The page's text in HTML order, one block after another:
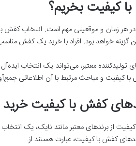
کیفیت بخریم؟
هر زمان و موقعیتی مهم است. انتخاب کفش
گزینه خواهد بود. افراد با خرید یک کفش
تولید‌کننده معتبر، می‌تواند یک انتخاب ‌ایده‌آل
با کیفیت و مباحث مرتبط با آن اطلاعاتی
کفش با کیفیت خرید
از برند‌های معتبر مانند نایک، یک
کفش با کیفیت، عبارت هستند از: